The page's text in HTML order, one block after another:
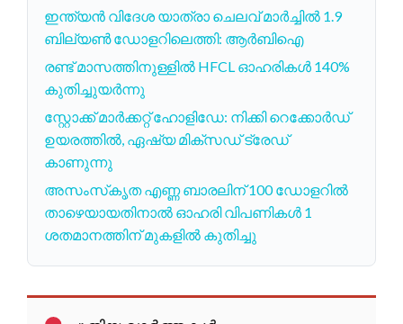
ഇന്ത്യൻ വിദേശ യാത്രാ ചെലവ് മാർച്ചിൽ 1.9
ബില്യൺ ഡോളറിലെത്തി: ആർബിഐ
രണ്ട് മാസത്തിനുള്ളിൽ HFCL ഓഹരികൾ 140%
കുതിച്ചുയർന്നു
സ്റ്റോക്ക് മാർക്കറ്റ് ഹോളിഡേ: നിക്കി റെക്കോർഡ്
ഉയരത്തിൽ, ഏഷ്യ മിക്സഡ് ട്രേഡ്
കാണുന്നു
അസംസ്‌കൃത എണ്ണ ബാരലിന് 100 ഡോളറിൽ
താഴെയായതിനാൽ ഓഹരി വിപണികൾ 1
ശതമാനത്തിന് മുകളിൽ കുതിച്ചു